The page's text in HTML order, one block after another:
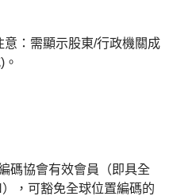
：需顯示股東/行政機關成
碼協會有效會員（即具全
，可豁免全球位置編碼的